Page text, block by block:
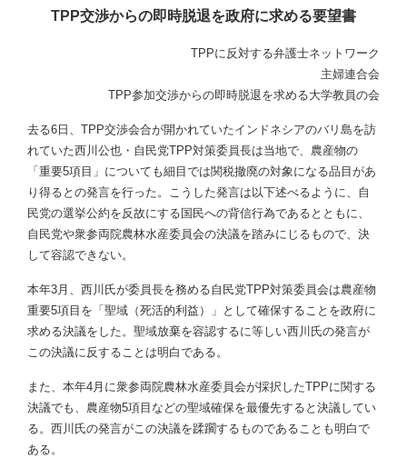
TPP交渉からの即時脱退を政府に求める要望書
TPPに反対する弁護士ネットワーク
主婦連合会
TPP参加交渉からの即時脱退を求める大学教員の会
去る6日、TPP交渉会合が開かれていたインドネシアのバリ島を訪
れていた西川公也・自民党TPP対策委員長は当地で、農産物の
「重要5項目」についても細目では関税撤廃の対象になる品目があ
り得るとの発言を行った。こうした発言は以下述べるように、自
民党の選挙公約を反故にする国民への背信行為であるとともに、
自民党や衆参両院農林水産委員会の決議を踏みにじるもので、決
して容認できない。
本年3月、西川氏が委員長を務める自民党TPP対策委員会は農産物
重要5項目を「聖域（死活的利益）」として確保することを政府に
求める決議をした。聖域放棄を容認するに等しい西川氏の発言が
この決議に反することは明白である。
また、本年4月に衆参両院農林水産委員会が採択したTPPに関する
決議でも、農産物5項目などの聖域確保を最優先すると決議してい
る。西川氏の発言がこの決議を蹂躙するものであることも明白で
ある。